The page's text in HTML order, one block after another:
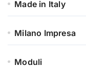
Made in Italy
Milano Impresa
Moduli